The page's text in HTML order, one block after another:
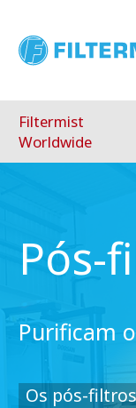
Filtermist
Worldwide
Pós-
Purificam
Os pós-